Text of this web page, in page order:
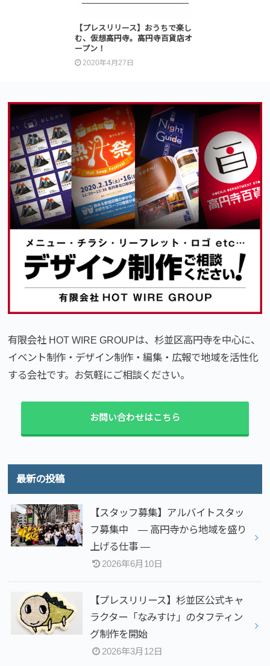
【プレスリリース】おうちで楽し
む、仮想高円寺。高円寺百貨店オ
ープン！
2020年4月27日
有限会社 HOT WIRE GROUPは、杉並区高円寺を中心に、
イベント制作・デザイン制作・編集・広報で地域を活性化
する会社です。お気軽にご相談ください。
お問い合わせはこちら
最新の投稿
【スタッフ募集】アルバイトスタッ
フ募集中 — 高円寺から地域を盛り
上げる仕事 —
2026年6月10日
【プレスリリース】杉並区公式キャ
ラクター「なみすけ」のタフティン
グ制作を開始
2026年3月12日